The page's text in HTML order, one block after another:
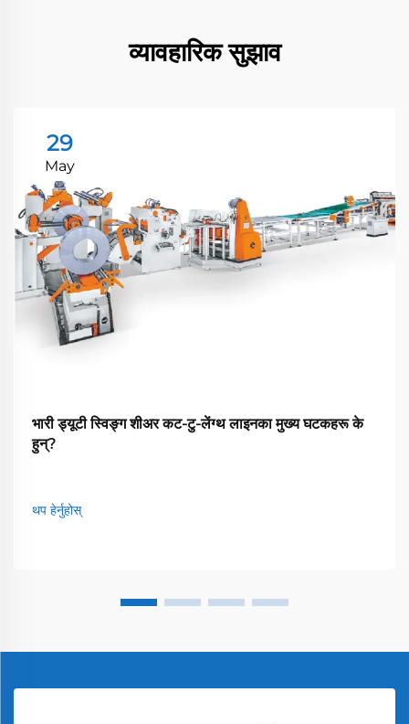
व्यावहारिक सुझाव
29
May
भारी ड्यूटी स्विङ्ग शीअर कट-टु-लेंग्थ लाइनका मुख्य घटकहरू के
हुन्?
थप हेर्नुहोस्